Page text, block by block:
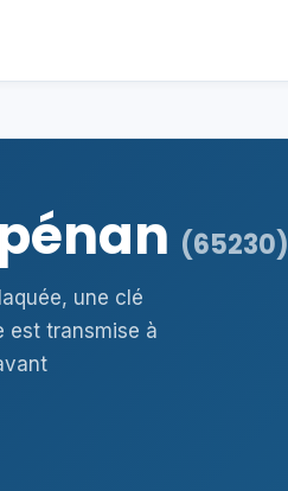
(65230)
une clé
est transmise à